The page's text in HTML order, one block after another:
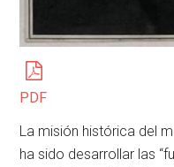
PDF
La misión histórica del
ha sido desarrollar las